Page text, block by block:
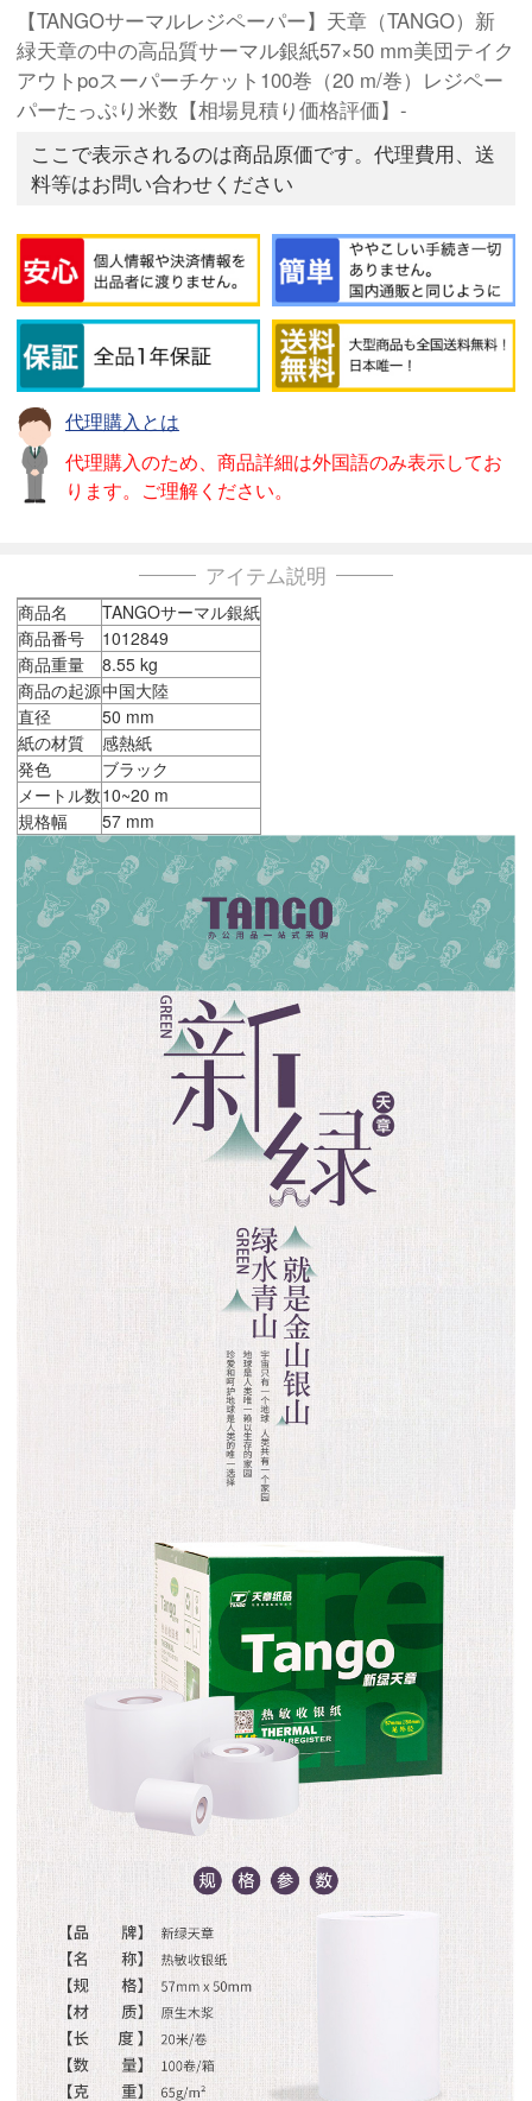
【TANGOサーマルレジペーパー】天章（TANGO）新
緑天章の中の高品質サーマル銀紙57×50 mm美団テイク
アウトpoスーパーチケット100巻（20 m/巻）レジペー
パーたっぷり米数【相場見積り価格評価】-
ここで表示されるのは商品原価です。代理費用、送
料等はお問い合わせください
代理購入とは
代理購入のため、商品詳細は外国語のみ表示してお
ります。ご理解ください。
アイテム説明
商品名
TANGOサーマル銀紙
商品番号
1012849
商品重量
8.55 kg
商品の起源中国大陸
直径
50 mm
紙の材質
感熱紙
発色
ブラック
メートル数10~20 m
規格幅
57 mm